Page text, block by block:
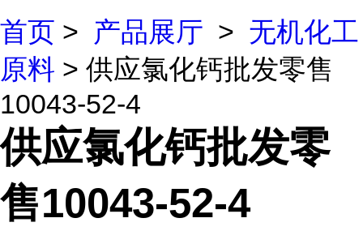
首页 > 产品展厅 > 无机化工
原料 > 供应氯化钙批发零售
10043-52-4
供应氯化钙批发零
售10043-52-4